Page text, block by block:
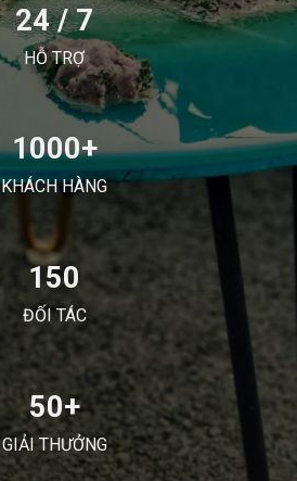
24 / 7
HỖ TRỢ
1000+
KHÁCH HÀNG
150
ĐỐI TÁC
50+
GIẢI THƯỞNG